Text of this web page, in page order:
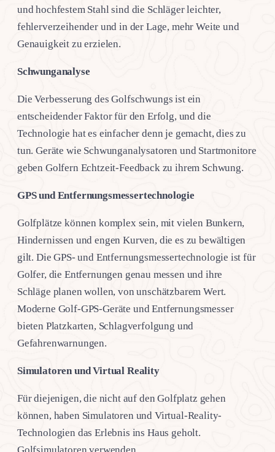
und hochfestem Stahl sind die Schläger leichter,
fehlerverzeihender und in der Lage, mehr Weite und
Genauigkeit zu erzielen.
Schwunganalyse
Die Verbesserung des Golfschwungs ist ein
entscheidender Faktor für den Erfolg, und die
Technologie hat es einfacher denn je gemacht, dies zu
tun. Geräte wie Schwunganalysatoren und Startmonitore
geben Golfern Echtzeit-Feedback zu ihrem Schwung.
GPS und Entfernungsmessertechnologie
Golfplätze können komplex sein, mit vielen Bunkern,
Hindernissen und engen Kurven, die es zu bewältigen
gilt. Die GPS- und Entfernungsmessertechnologie ist für
Golfer, die Entfernungen genau messen und ihre
Schläge planen wollen, von unschätzbarem Wert.
Moderne Golf-GPS-Geräte und Entfernungsmesser
bieten Platzkarten, Schlagverfolgung und
Gefahrenwarnungen.
Simulatoren und Virtual Reality
Für diejenigen, die nicht auf den Golfplatz gehen
können, haben Simulatoren und Virtual-Reality-
Technologien das Erlebnis ins Haus geholt.
Golfsimulatoren verwenden